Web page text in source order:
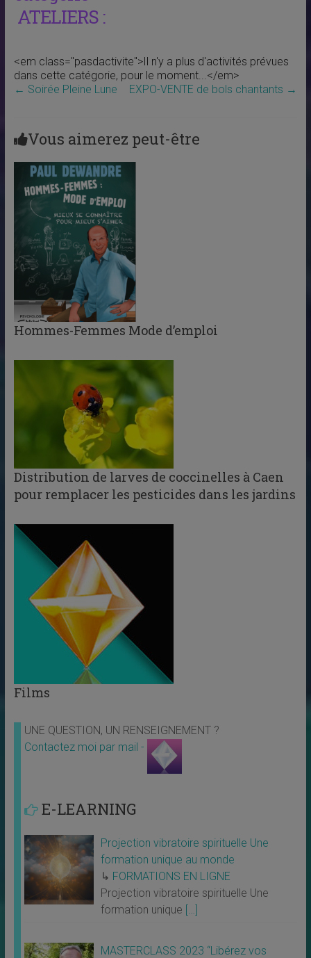
ATELIERS :
<em class="pasdactivite">Il n'y a plus d'activités prévues
dans cette catégorie, pour le moment...</em>
← Soirée Pleine Lune EXPO-VENTE de bols chantants →
Vous aimerez peut-être
Hommes-Femmes Mode d’emploi
Distribution de larves de coccinelles à Caen
pour remplacer les pesticides dans les jardins
Films
UNE QUESTION, UN RENSEIGNEMENT ?
Contactez moi par mail -
E-LEARNING
Projection vibratoire spirituelle Une
formation unique au monde
↳ FORMATIONS EN LIGNE
Projection vibratoire spirituelle Une
formation unique […]
MASTERCLASS 2023 “Libérez vos